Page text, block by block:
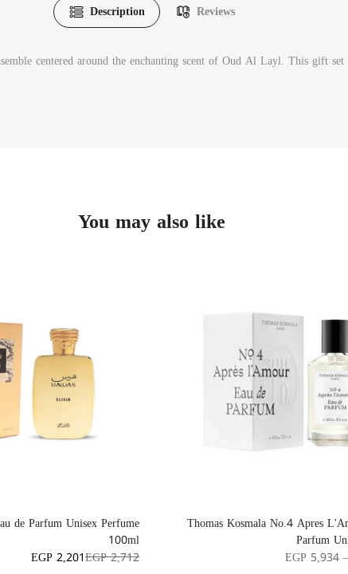
Description Reviews
centered around the enchanting scent of Oud Al Layl. This gift
You may also like
de Parfum Unisex Perfume
100ml
EGP 2,712
EGP 2,201
Thomas Kosmala No.4 Apres
Parfum
EGP 5,934